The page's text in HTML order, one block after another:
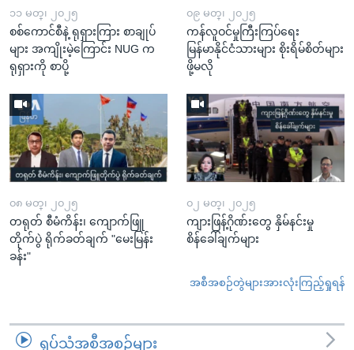
၁၁ မတ္၊ ၂၀၂၅
စစ်ကောင်စီနဲ့ ရုရှားကြား စာချုပ်
များ အကျိုးမဲ့ကြောင်း NUG က
ရုရှားကို စာပို့
၀၉ မတ္၊ ၂၀၂၅
ကန်လူဝင်မှုကြီးကြပ်ရေး
မြန်မာနိုင်ငံသားများ စိုးရိမ်စိတ်များ
ဖို့မလို
၀၈ မတ္၊ ၂၀၂၅
တရုတ် စီမံကိန်း၊ ကျောက်ဖြူ
တိုက်ပွဲ ရိုက်ခတ်ချက် "မေးမြန်း
ခန်း"
၀၂ မတ္၊ ၂၀၂၅
ကျားဖြန့်ဂိုဏ်းတွေ နှိမ်နင်းမှု
စိန်ခေါ်ချက်များ
အစီအစဉ်တွဲများအားလုံးကြည့်ရှုရန်
ရုပ်သံအစီအစဉ်များ